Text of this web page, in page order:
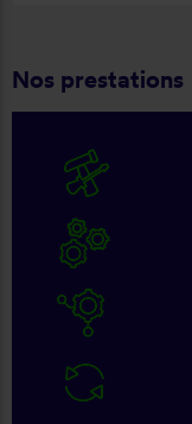
Nos prestations